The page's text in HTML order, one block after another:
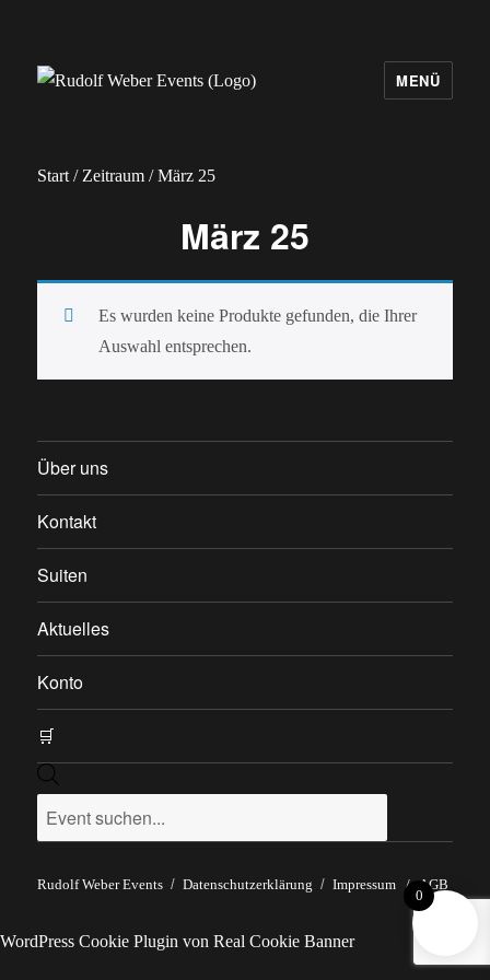
MENÜ
Start / Zeitraum / März 25
März 25
Es wurden keine Produkte gefunden, die Ihrer
Auswahl entsprechen.
Über uns
Kontakt
Suiten
Aktuelles
Konto
🛒
search
Rudolf Weber Events Datenschutzerklärung Impressum / AGB
0
WordPress Cookie Plugin von Real Cookie Banner